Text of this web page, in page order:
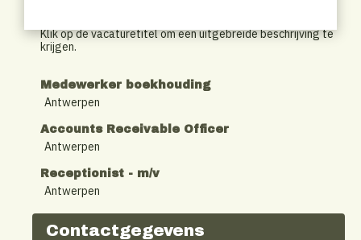
Klik op de vacaturetitel om een uitgebreide beschrijving te
krijgen.
Medewerker boekhouding
Antwerpen
Accounts Receivable Officer
Antwerpen
Receptionist - m/v
Antwerpen
Contactgegevens